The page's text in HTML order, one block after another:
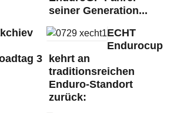
seiner Generation...
3
ECHT
Endurocup
kehrt an
traditionsreichen
Enduro-Standort
zurück: